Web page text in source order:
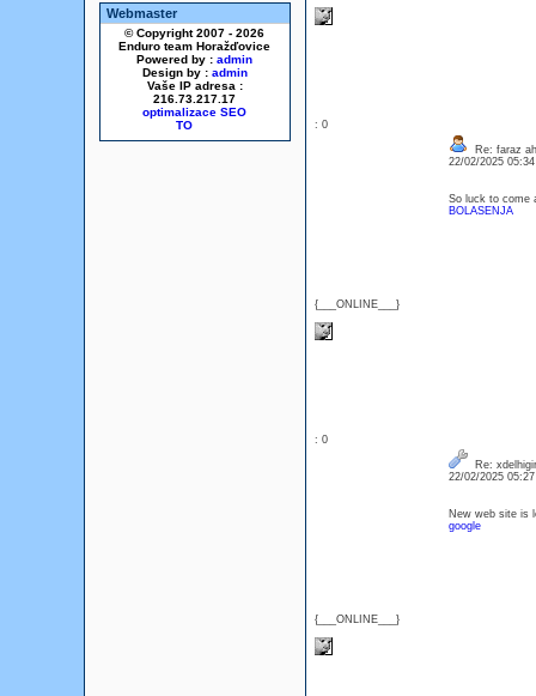
Webmaster
© Copyright 2007 - 2026
Enduro team Horažďovice
Powered by : admin
Design by : admin
Vaše IP adresa :
216.73.217.17
optimalizace SEO
: 0
{___ONLINE___}
Re: faraz
22/02/2025
So luck to come
BOLASENJA
: 0
{___ONLINE___}
Re:
22/02/2025
New web site is
google